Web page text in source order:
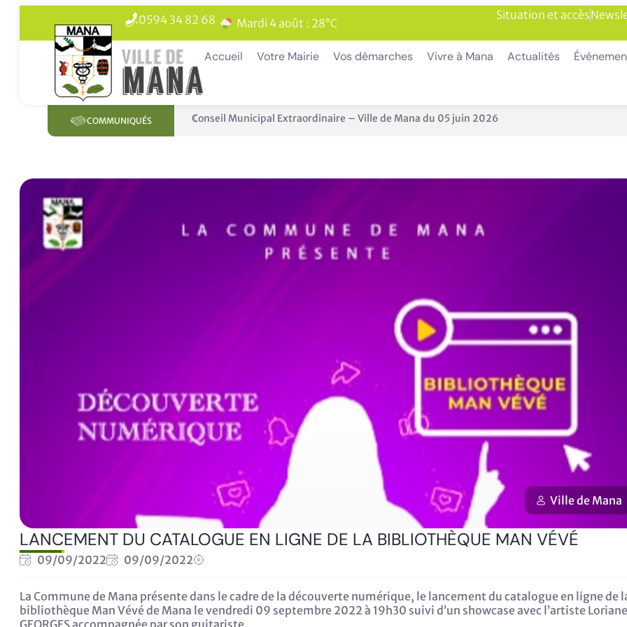
0594 34 82 68 Mardi 4 août : 28°C
Situation et accès
Accueil Votre Mairie Vos démarches Vivre à Mana Actualités
COMMUNIQUÉS Conseil Municipal Extraordinaire – Ville de Mana du 05 juin 2026
Ville de Mana
LANCEMENT DU CATALOGUE EN LIGNE DE LA BIBLIOTHÈQUE MAN VÉVÉ
09/09/2022 09/09/2022
La Commune de Mana présente dans le cadre de la découverte numérique, le lancement du catalogue en ligne de
bibliothèque Man Vévé de Mana le vendredi 09 septembre 2022 à 19h30 suivi d’un showcase avec l’artiste Loriane